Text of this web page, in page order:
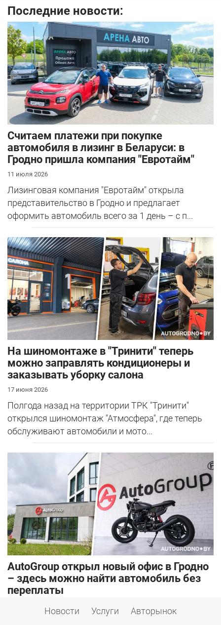
Последние новости:
Считаем платежи при покупке
автомобиля в лизинг в Беларуси: в
Гродно пришла компания "Евротайм"
11 июля 2026
Лизинговая компания "Евротайм" открыла
представительство в Гродно и предлагает
оформить автомобиль всего за 1 день – с п...
На шиномонтаже в "Тринити" теперь
можно заправлять кондиционеры и
заказывать уборку салона
17 июня 2026
Полгода назад на территории ТРК "Тринити"
открылся шиномонтаж "Атмосфера", где теперь
обслуживают автомобили и мото...
AutoGroup открыл новый офис в Гродно
– здесь можно найти автомобиль без
переплаты
Новости Услуги Авторынок